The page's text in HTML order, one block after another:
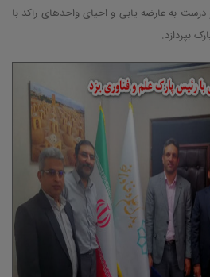
درست به عارضه یابی و احیای واحدهای راکد با
بپردازد.